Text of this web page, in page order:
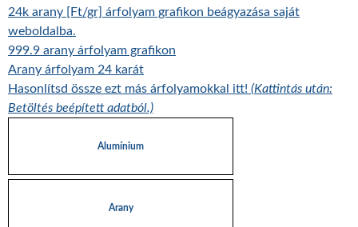
24k arany [Ft/gr] árfolyam grafikon beágyazása saját
weboldalba.
999.9 arany árfolyam grafikon
Arany árfolyam 24 karát
Hasonlítsd össze ezt más árfolyamokkal itt! (Kattintás után:
Betöltés beépített adatból.)
Alumínium
Arany